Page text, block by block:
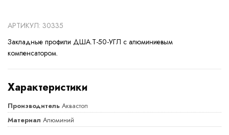
АРТИКУЛ: 30335
Закладные профили ДША.Т-50-УГЛ с алюминиевым
компенсатором.
Характеристики
Производитель Аквастоп
Материал Алюминий